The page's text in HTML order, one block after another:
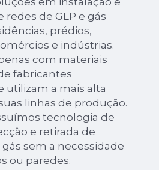
de GLP e gás
prédios,
e indústrias.
com materiais
fabricantes
utilizam a mais alta
linhas de produção.
tecnologia de
e retirada de
sem a necessidade
ou paredes.